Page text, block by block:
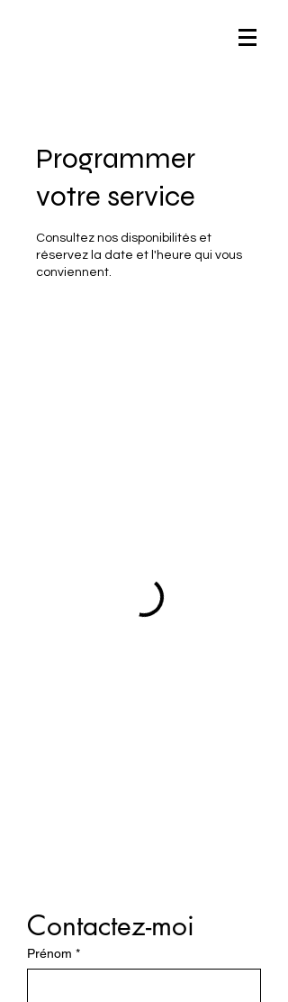
Programmer
votre service
Consultez nos disponibilités et
réservez la date et l'heure qui vous
conviennent.
Contactez-moi
Prénom *